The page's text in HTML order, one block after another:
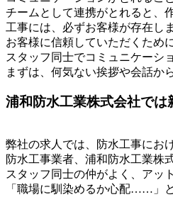
チームとして連携がとれると、
工事には、必ずお客様が存在しま
お客様に信頼していただくため
スタッフ同士でコミュニケーシ
まずは、何気ない挨拶や会話か
浦和防水工業株式会社では
弊社の求人では、防水工事にお
防水工事業者、浦和防水工業株
スタッフ同士の仲がよく、アッ
「職場に馴染めるか心配……」